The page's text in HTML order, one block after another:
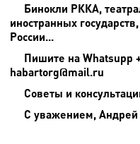
Бинокли РККА,
иностранных
России...
Пишите на Whatsupp
habartorg@mail.ru
Советы и
С уважением, Андрей